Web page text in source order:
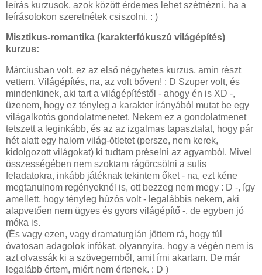
leírás kurzusok, azok között érdemes lehet szétnézni, ha a
leírásotokon szeretnétek csiszolni. : )
Misztikus-romantika (karakterfókuszú világépítés)
kurzus:
Márciusban volt, ez az első négyhetes kurzus, amin részt
vettem. Világépítés, na, az volt bőven! : D Szuper volt, és
mindenkinek, aki tart a világépítéstől - ahogy én is XD -,
üzenem, hogy ez tényleg a karakter irányából mutat be egy
világalkotós gondolatmenetet. Nekem ez a gondolatmenet
tetszett a leginkább, és az az izgalmas tapasztalat, hogy pár
hét alatt egy halom világ-ötletet (persze, nem kerek,
kidolgozott világokat) ki tudtam préselni az agyamból. Mivel
összességében nem szoktam rágörcsölni a sulis
feladatokra, inkább játéknak tekintem őket - na, ezt kéne
megtanulnom regényeknél is, ott bezzeg nem megy : D -, így
amellett, hogy tényleg húzós volt - legalábbis nekem, aki
alapvetően nem ügyes és gyors világépítő -, de egyben jó
móka is.
(És vagy ezen, vagy dramaturgián jöttem rá, hogy túl
óvatosan adagolok infókat, olyannyira, hogy a végén nem is
azt olvassák ki a szövegemből, amit írni akartam. De már
legalább értem, miért nem értenek. : D )